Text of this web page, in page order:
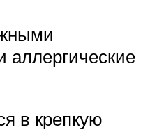
аллергические
в крепкую